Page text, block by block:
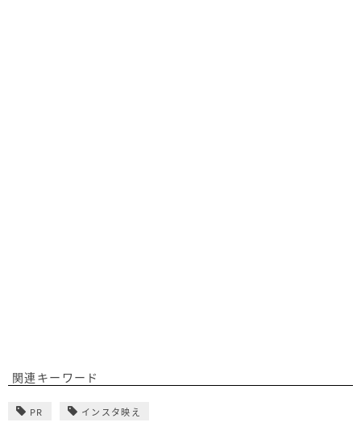
関連キーワード
PR インスタ映え